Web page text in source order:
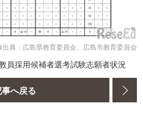
出典：広島県教育委員会、広島市教育委員会
員採用候補者選考試験志願者状況
事へ戻る